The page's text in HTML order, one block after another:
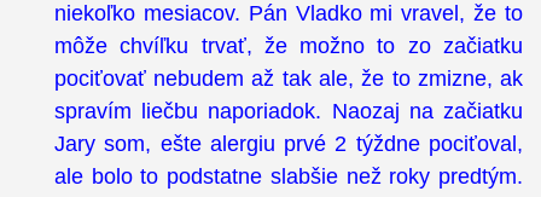
niekoľko mesiacov. Pán Vladko mi vravel, že to
môže chvíľku trvať, že možno to zo začiatku
pociťovať nebudem až tak ale, že to zmizne, ak
spravím liečbu naporiadok. Naozaj na začiatku
Jary som, ešte alergiu prvé 2 týždne pociťoval,
ale bolo to podstatne slabšie než roky predtým.